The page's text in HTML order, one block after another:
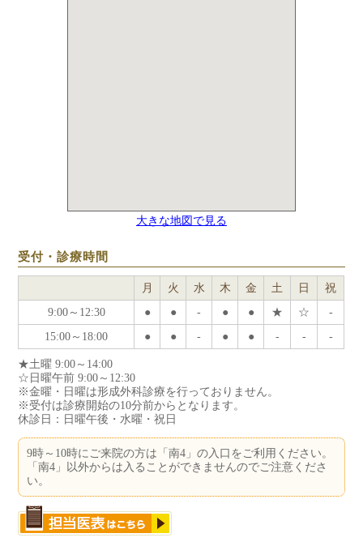
大きな地図で見る
受付・診療時間
月 火 水 木 金 土 日
祝
9:00～12:30
● ● - ● ● ★ ☆
-
15:00～18:00
● ● - ● ● - - -
★土曜 9:00～14:00
☆ 日曜午前 9:00～12:30
※金曜・日曜は形成外科診療を行っておりません。
※受付は診療開始の10分前からとなります。
休診日：日曜午後・水曜・祝日
9時～10時にご来院の方は「南4」の入口をご利用ください。
「南4」以外からは入ることができませんのでご注意くださ
い。